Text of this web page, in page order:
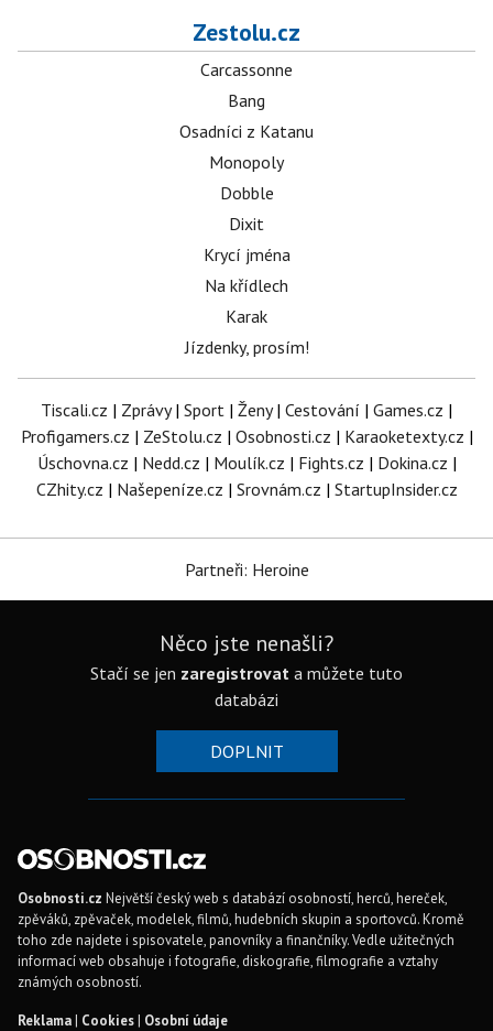
Zestolu.cz
Carcassonne
Bang
Osadníci z Katanu
Monopoly
Dobble
Dixit
Krycí jména
Na křídlech
Karak
Jízdenky, prosím!
Tiscali.cz | Zprávy| Sport | Ženy| Cestování | Games.cz |
Profigamers.cz | ZeStolu.cz | Osobnosti.cz | Karaoketexty.cz |
Úschovna.cz | Nedd.cz | Moulík.cz | Fights.cz | Dokina.cz |
CZhity.cz | Našepeníze.cz | Srovnám.cz | StartupInsider.cz
Partneři: Heroine
Něco jste nenašli?
Stačí se jen zaregistrovat a můžete tuto
databázi
DOPLNIT
Osobnosti.cz Největší český web s databází osobností, herců, hereček,
zpěváků, zpěvaček, modelek, filmů, hudebních skupin a sportovců. Kromě
toho zde najdete i spisovatele, panovníky a finančníky. Vedle užitečných
informací web obsahuje i fotografie, diskografie, filmografie a vztahy
známých osobností.
Reklama| Cookies| Osobní údaje